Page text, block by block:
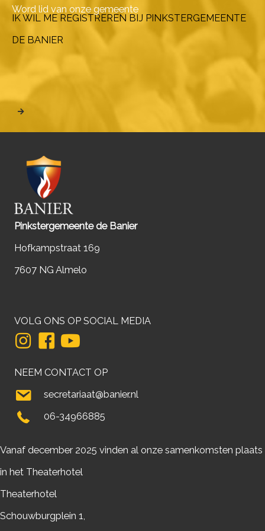
Word lid van onze gemeente
IK WIL ME REGISTREREN BIJ PINKSTERGEMEENTE
DE BANIER
Pinkstergemeente de Banier
Hofkampstraat 169
7607 NG Almelo
VOLG ONS OP SOCIAL MEDIA
NEEM CONTACT OP
secretariaat@banier.nl
06-34966885
Vanaf december 2025 vinden al onze samenkomsten plaats
in het Theaterhotel
Theaterhotel
Schouwburgplein 1,